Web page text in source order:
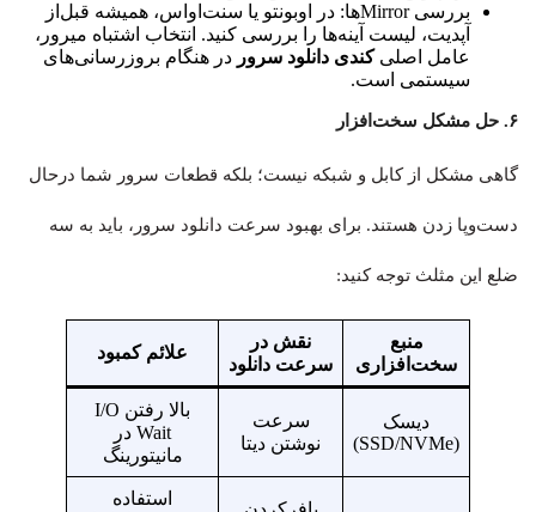
بررسی Mirrorها: در اوبونتو یا سنت‌او‌اس، همیشه قبل‌از
آپدیت، لیست آینه‌ها را بررسی کنید. انتخاب اشتباه میرور،
عامل اصلیکندی دانلود سرور در هنگام بروزرسانی‌های
سیستمی است.
۶. حل مشکل سخت‌افزار
گاهی مشکل از کابل و شبکه نیست؛ بلکه قطعات سرور شما درحال
دست‌و‌پا زدن هستند. برای بهبود سرعت دانلود سرور، باید به سه
ضلع این مثلث توجه کنید:
منبع
سخت‌افزاری
نقش در
سرعت دانلود
علائم کمبود
دیسک
(SSD/NVMe)
سرعت
نوشتن دیتا
بالا رفتن I/O
Wait در
مانیتورینگ
استفاده